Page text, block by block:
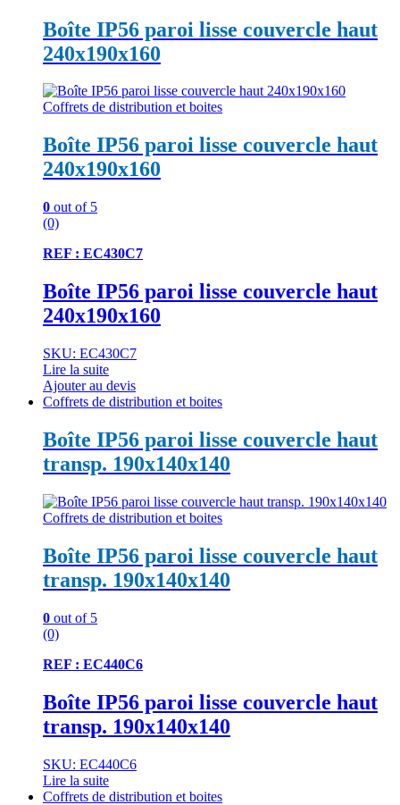
Boîte IP56 paroi lisse couvercle haut
240x190x160
Coffrets de distribution et boites
Boîte IP56 paroi lisse couvercle haut
240x190x160
0 out of 5
(0)
REF : EC430C7
Boîte IP56 paroi lisse couvercle haut
240x190x160
SKU: EC430C7
Lire la suite
Ajouter au devis
Coffrets de distribution et boites
Boîte IP56 paroi lisse couvercle haut
transp. 190x140x140
Coffrets de distribution et boites
Boîte IP56 paroi lisse couvercle haut
transp. 190x140x140
0 out of 5
(0)
REF : EC440C6
Boîte IP56 paroi lisse couvercle haut
transp. 190x140x140
SKU: EC440C6
Lire la suite
Coffrets de distribution et boites